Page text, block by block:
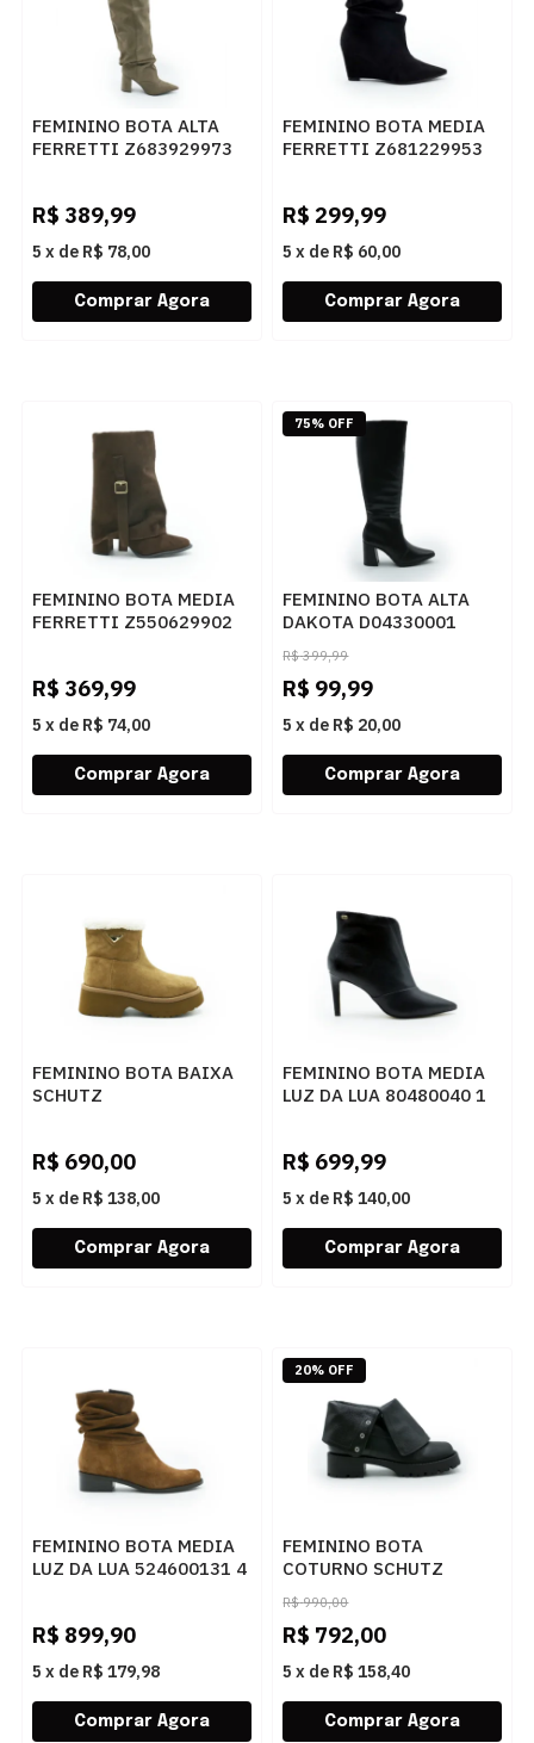
FEMININO BOTA ALTA
FERRETTI Z683929973
R$ 389,99
5 x de R$ 78,00
FEMININO BOTA MEDIA
FERRETTI Z681229953
R$ 299,99
5 x de R$ 60,00
FEMININO BOTA MEDIA
FERRETTI Z550629902
R$ 369,99
5 x de R$ 74,00
FEMININO BOTA ALTA
DAKOTA D04330001
PRETO
R$ 399,99
R$ 99,99
5 x de R$ 20,00
75% OFF
FEMININO BOTA BAIXA
SCHUTZ
R$ 690,00
5 x de R$ 138,00
FEMININO BOTA MEDIA
LUZ DA LUA 80480040 1
R$ 699,99
5 x de R$ 140,00
FEMININO BOTA MEDIA
LUZ DA LUA 524600131 4
R$ 899,90
5 x de R$ 179,98
FEMININO BOTA
COTURNO SCHUTZ
S2235300490002
BLACK/BLACK
R$ 990,00
R$ 792,00
5 x de R$ 158,40
20% OFF